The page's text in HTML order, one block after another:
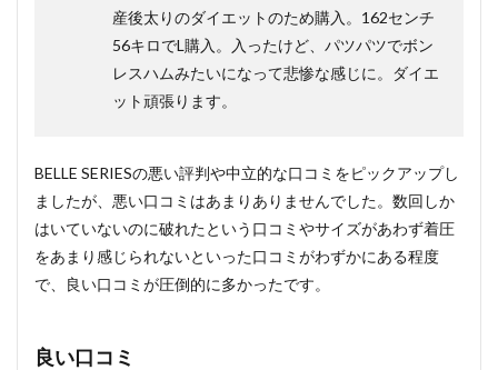
産後太りのダイエットのため購入。162センチ
56キロでL購入。入ったけど、パツパツでボン
レスハムみたいになって悲惨な感じに。ダイエ
ット頑張ります。
BELLE SERIESの悪い評判や中立的な口コミをピックアップし
ましたが、悪い口コミはあまりありませんでした。数回しか
はいていないのに破れたという口コミやサイズがあわず着圧
をあまり感じられないといった口コミがわずかにある程度
で、良い口コミが圧倒的に多かったです。
良い口コミ